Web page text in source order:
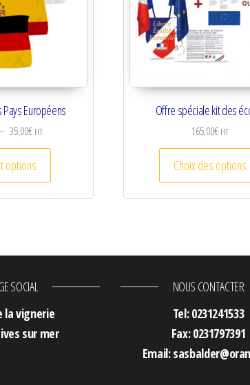
options peuvent être choisies sur la page du produit
Européens
– 35,00€Plage de prix : 15,50€ à 35,00€
HT
options
Ce produit a plusieurs variations. Les options
Offre spéciale kit des
165,00€ HT
Choix des options
SOCIAL
la vignerie
sur mer
NOUS CONTACTER
Tel: 0231241533
Fax: 0231797391
Email: